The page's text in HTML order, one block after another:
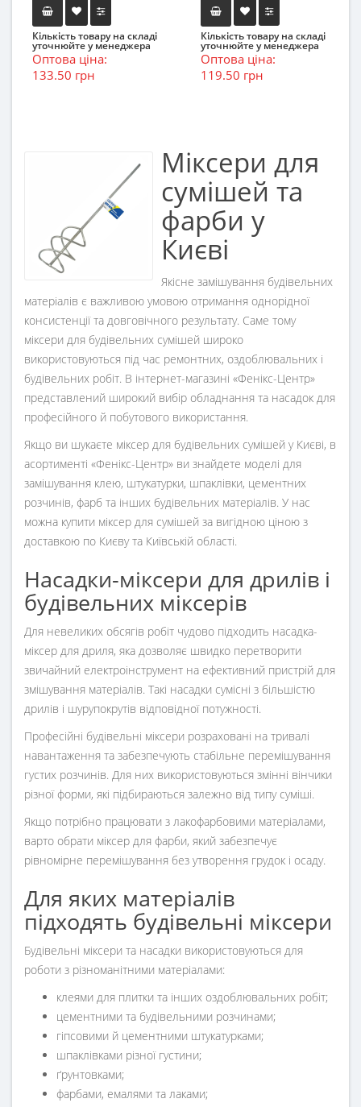
Кількість товару на складі
уточнюйте у менеджера
Оптова ціна:
133.50 грн
Кількість товару на складі
уточнюйте у менеджера
Оптова ціна:
119.50 грн
Міксери для
сумішей та
фарби у
Києві
Якісне замішування будівельних
матеріалів є важливою умовою отримання однорідної
консистенції та довговічного результату. Саме тому
міксери для будівельних сумішей широко
використовуються під час ремонтних, оздоблювальних і
будівельних робіт. В інтернет-магазині «Фенікс-Центр»
представлений широкий вибір обладнання та насадок для
професійного й побутового використання.
Якщо ви шукаєте міксер для будівельних сумішей у Києві, в
асортименті «Фенікс-Центр» ви знайдете моделі для
замішування клею, штукатурки, шпаклівки, цементних
розчинів, фарб та інших будівельних матеріалів. У нас
можна купити міксер для сумішей за вигідною ціною з
доставкою по Києву та Київській області.
Насадки-міксери для дрилів і
будівельних міксерів
Для невеликих обсягів робіт чудово підходить насадка-
міксер для дриля, яка дозволяє швидко перетворити
звичайний електроінструмент на ефективний пристрій для
змішування матеріалів. Такі насадки сумісні з більшістю
дрилів і шурупокрутів відповідної потужності.
Професійні будівельні міксери розраховані на тривалі
навантаження та забезпечують стабільне перемішування
густих розчинів. Для них використовуються змінні вінчики
різної форми, які підбираються залежно від типу суміші.
Якщо потрібно працювати з лакофарбовими матеріалами,
варто обрати міксер для фарби, який забезпечує
рівномірне перемішування без утворення грудок і осаду.
Для яких матеріалів
підходять будівельні міксери
Будівельні міксери та насадки використовуються для
роботи з різноманітними матеріалами:
клеями для плитки та інших оздоблювальних робіт;
цементними та будівельними розчинами;
гіпсовими й цементними штукатурками;
шпаклівками різної густини;
ґрунтовками;
фарбами, емалями та лаками;